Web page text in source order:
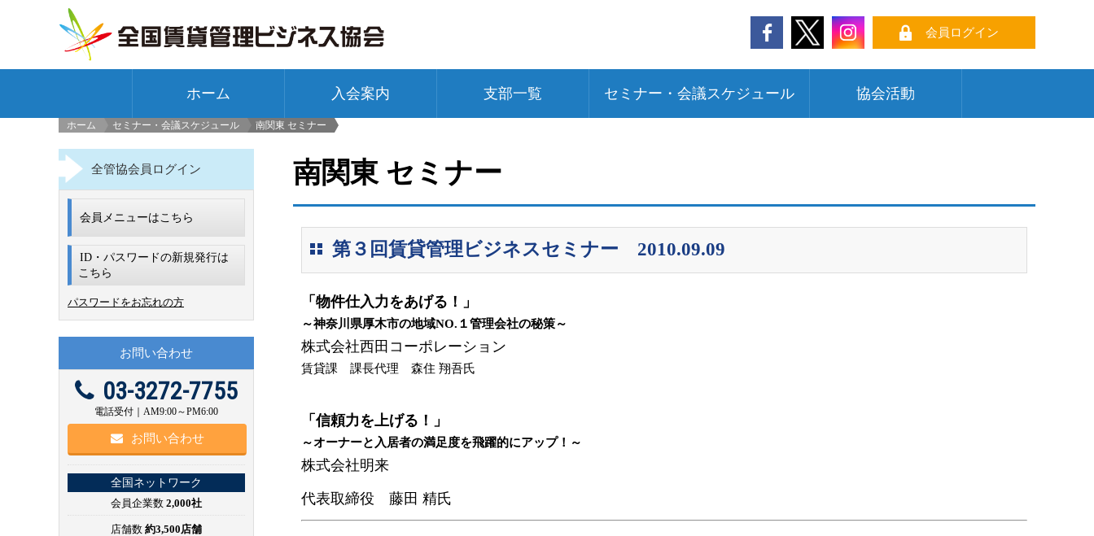
会員ログイン
ホーム 入会案内 支部一覧 セミナー・会議スケジュール 協会活動
ホーム
セミナー・会議スケジュール
南関東 セミナー
南関東 セミナー
第３回賃貸管理ビジネスセミナー 2010.09.09
「物件仕入力をあげる！」
～神奈川県厚木市の地域NO.１管理会社の秘策～
株式会社西田コーポレーション
賃貸課 課長代理 森住 翔吾氏
「信頼力を上げる！」
～オーナーと入居者の満足度を飛躍的にアップ！～
株式会社明来
代表取締役 藤田 精氏
全管協会員ログイン
会員メニューはこちら
ID・パスワードの新規発行は
こちら
パスワードをお忘れの方
お問い合わせ
03-3272-7755
電話受付｜AM9:00～PM6:00
お問い合わせ
全国ネットワーク
会員企業数 2,000社
店舗数 約3,500店舗